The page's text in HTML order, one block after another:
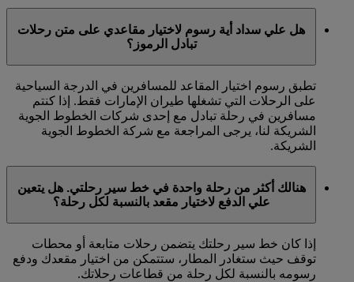
هل علي سداد أية رسوم لاختيار مقاعدي على متن رحلات
تبادل الرموز؟
تطبق رسوم اختيار المقاعد للمسافرين في الدرجة السياحية
على الرحلات التي تشغلها طيران الإمارات فقط. إذا كنتم
مسافرين في رحلة تبادل مع إحدى شركات الخطوط الجوية
الشريكة لنا، يرجى المراجعة مع شركة الخطوط الجوية
الشريكة.
هنالك أكثر من رحلة واحدة في خط سير رحلتي. هل يتعين
علي الدفع لاختيار مقعد بالنسبة لكل رحلة؟
إذا كان خط سير رحلتك يتضمن رحلات متابعة أو محطات
توقف حيث ستغادر المطار، ستتمكن من اختيار مقعدك ودفع
رسومه بالنسبة لكل رحلة من قطاعات رحلاتك.